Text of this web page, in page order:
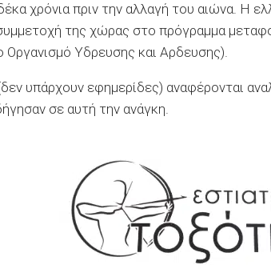
χρόνια πριν την αλλαγή του αιώνα. Η
της χώρας στο πρόγραμμα
Υδρευσης και Αρδευσης).
υπάρχουν εφημερίδες) αναφέρονται
σε αυτή την ανάγκη.